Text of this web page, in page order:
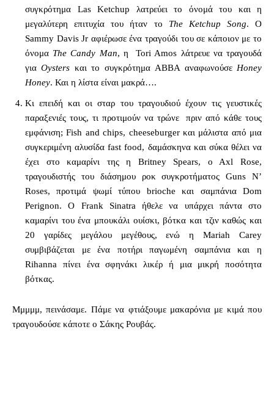
συγκρότημα Las Ketchup λατρεύει το όνομά του και η
μεγαλύτερη επιτυχία του ήταν το The Ketchup Song. Ο
Sammy Davis Jr αφιέρωσε ένα τραγούδι του σε κάποιον με το
όνομα The Candy Man, η Tori Amos λάτρευε να τραγουδά
γιαOysters και το συγκρότημα ABBA αναφωνούσε Honey
Honey. Και η λίστα είναι μακρά….
Κι επειδή και οι σταρ του τραγουδιού έχουν τις γευστικές
παραξενιές τους, τι προτιμούν να τρώνε πριν από κάθε τους
εμφάνιση; Fish and chips, cheeseburger και μάλιστα από μια
συγκεριμένη αλυσίδα fast food, δαμάσκηνα και σύκα θέλει να
έχει στο καμαρίνι της η Britney Spears, o Axl Rose,
τραγουδιστής του διάσημου ροκ συγκροτήματος Guns N’
Roses, προτιμά ψωμί τύπου brioche και σαμπάνια Dom
Perignon. Ο Frank Sinatra ήθελε να υπάρχει πάντα στο
καμαρίνι του ένα μπουκάλι ουίσκι, βότκα και τζιν καθώς και
20 γαρίδες μεγάλου μεγέθους, ενώ η Mariah Carey
συμβιβάζεται με ένα ποτήρι παγωμένη σαμπάνια και η
Rihanna πίνει ένα σφηνάκι λικέρ ή μια μικρή ποσότητα
βότκας.
Μμμμμ, πεινάσαμε. Πάμε να φτιάξουμε μακαρόνια με κιμά που
τραγουδούσε κάποτε ο Σάκης Ρουβάς.